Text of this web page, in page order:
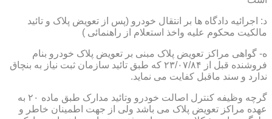
د: اجرائیه دادگاه ها بر انتقال خودرو (پس از تعویض پلاک و تائید
مالکیت محکوم علیه واخذ استعلام از راهنمائی )
ه- گواهی مراکز تعویض پلاک مبنی بر تعویض پلاک خودرو بنام
فروشنده قبل از ۲۳/۰۷/۸۴ که طبق تائید سازمان ثبت نیاز به بنچاق
ندارد و سند ماقبل کفایت می نماید.
گرچه وظیفه کنترل اصالت خودرو وتائید مدارک طبق ماده ۲۰ به
عهده مراکز تعویض پلاک می باشد ولی از جهت اطمینان خاطر و